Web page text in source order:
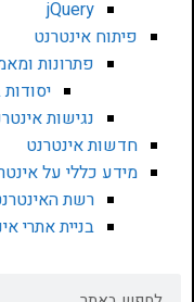
jQuery
פיתוח אינטרנט
פתרונות
נגישות
חדשות אינטרנט
מידע כללי על
רשת
בניית אתרי